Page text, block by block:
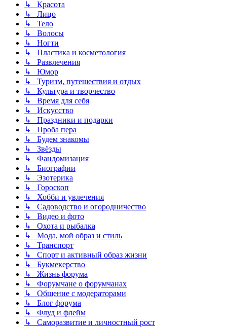
↳ Красота
↳ Лицо
↳ Тело
↳ Волосы
↳ Ногти
↳ Пластика и косметология
↳ Развлечения
↳ Юмор
↳ Туризм, путешествия и отдых
↳ Культура и творчество
↳ Время для себя
↳ Искусство
↳ Праздники и подарки
↳ Проба пера
↳ Будем знакомы
↳ Звёзды
↳ Фандомизация
↳ Биографии
↳ Эзотерика
↳ Гороскоп
↳ Хобби и увлечения
↳ Садоводство и огородничество
↳ Видео и фото
↳ Охота и рыбалка
↳ Мода, мой образ и стиль
↳ Транспорт
↳ Спорт и активный образ жизни
↳ Букмекерство
↳ Жизнь форума
↳ Форумчане о форумчанах
↳ Общение с модераторами
↳ Блог форума
↳ Флуд и флейм
↳ Саморазвитие и личностный рост